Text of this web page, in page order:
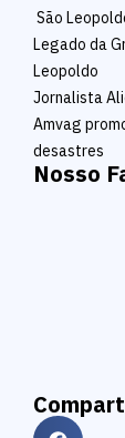
São
Legado da
Leopoldo
Jornalista
Amvag
desastres
Nosso